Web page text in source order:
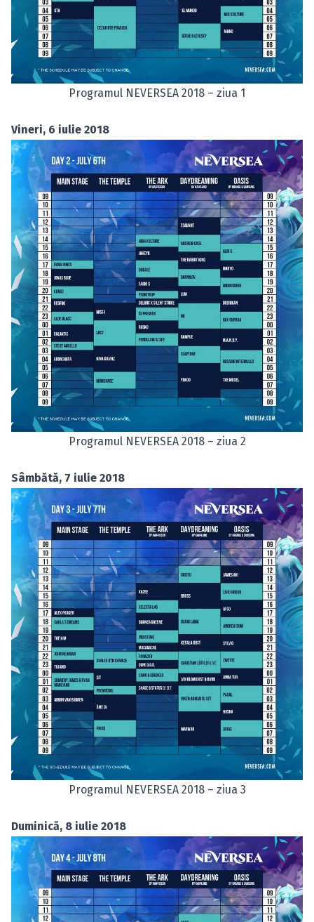
Programul NEVERSEA 2018 – ziua 1
Vineri, 6 iulie 2018
Programul NEVERSEA 2018 – ziua 2
Sâmbătă, 7 iulie 2018
Programul NEVERSEA 2018 – ziua 3
Duminică, 8 iulie 2018